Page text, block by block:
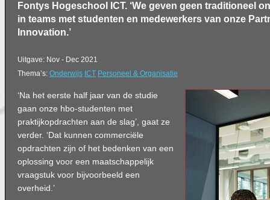
Fontys Hogeschool ICT. ‘We geven geen traditioneel
in teams met studenten en medewerkers van onze
Innovation.’
Uitgave: Nov - Dec 2021
Thema’s: Onderwijs ICT Personeel & Organisatie
‘Na het eerste half jaar van de studie
gaan onze hbo-studenten met
praktijkopdrachten aan de slag’, gaat ze
verder. ‘Dat kunnen commerciële
opdrachten zijn of het bedenken van een
oplossing voor een maatschappelijk
vraagstuk voor bijvoorbeeld een
overheid.’